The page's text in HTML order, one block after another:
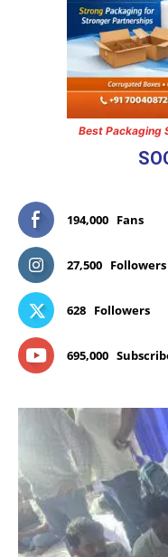
Best Packaging
194,000 Fans
27,500 Followers
628 Followers
695,000